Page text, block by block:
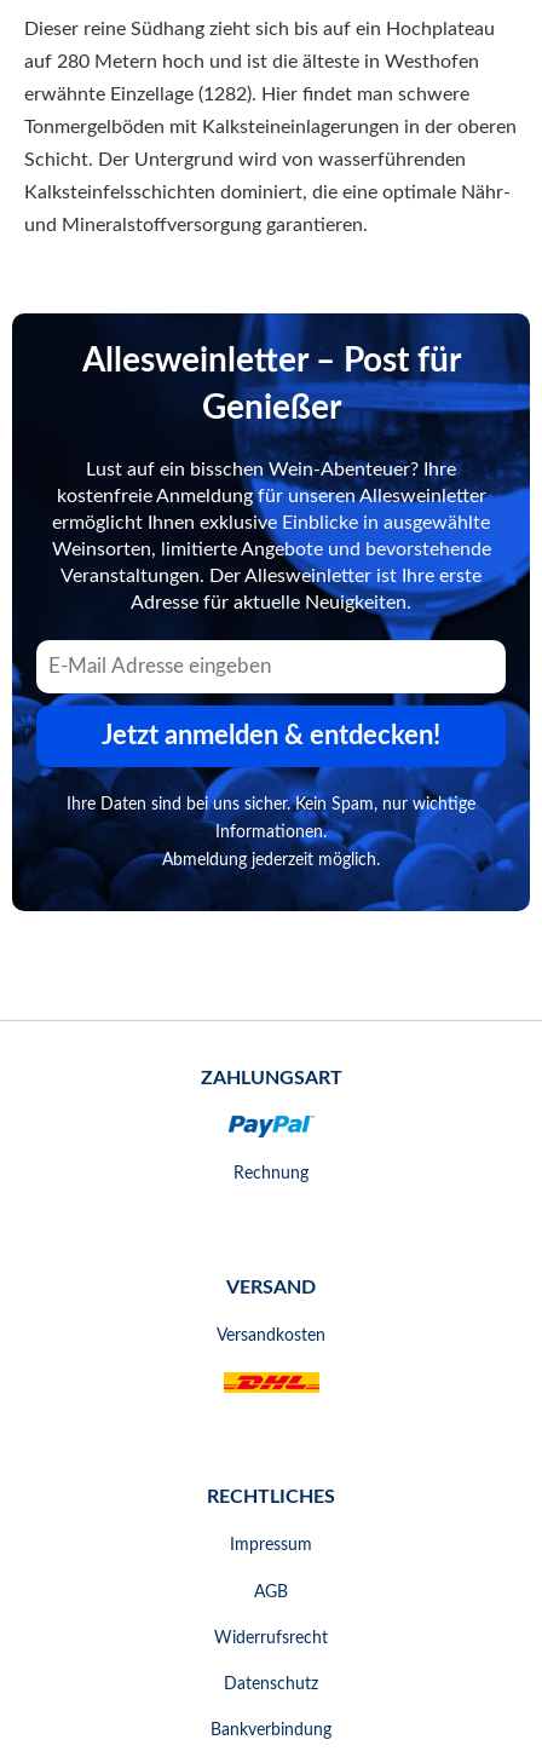
Dieser reine Südhang zieht sich bis auf ein Hochplateau
auf 280 Metern hoch und ist die älteste in Westhofen
erwähnte Einzellage (1282). Hier findet man schwere
Tonmergelböden mit Kalksteineinlagerungen in der oberen
Schicht. Der Untergrund wird von wasserführenden
Kalksteinfelsschichten dominiert, die eine optimale Nähr-
und Mineralstoffversorgung garantieren.
Allesweinletter – Post für
Genießer
Lust auf ein bisschen Wein-Abenteuer? Ihre
kostenfreie Anmeldung für unseren Allesweinletter
ermöglicht Ihnen exklusive Einblicke in ausgewählte
Weinsorten, limitierte Angebote und bevorstehende
Veranstaltungen. Der Allesweinletter ist Ihre erste
Adresse für aktuelle Neuigkeiten.
Jetzt anmelden & entdecken!
Ihre Daten sind bei uns sicher. Kein Spam, nur wichtige
Informationen.
Abmeldung jederzeit möglich.
ZAHLUNGSART
Rechnung
VERSAND
Versandkosten
RECHTLICHES
Impressum
AGB
Widerrufsrecht
Datenschutz
Bankverbindung